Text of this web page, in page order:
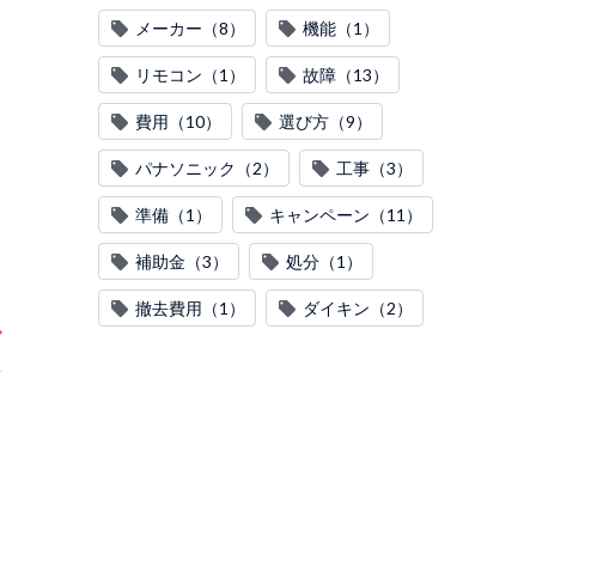
メーカー（8） 機能（1）
リモコン（1） 故障（13）
費用（10） 選び方（9）
パナソニック（2） 工事（3）
準備（1） キャンペーン（11）
補助金（3） 処分（1）
撤去費用（1） ダイキン（2）